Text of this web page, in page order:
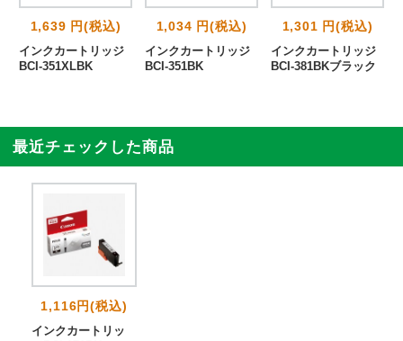
1,639 円(税込)
インクカートリッジ
BCI-351XLBK
1,034 円(税込)
インクカートリッジ
BCI-351BK
1,301 円(税込)
インクカートリッジ
BCI-381BKブラック
最近チェックした商品
1,116円(税込)
インクカートリッ